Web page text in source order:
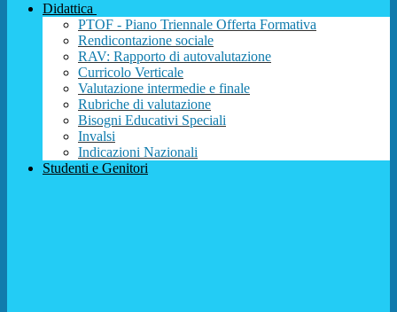
Didattica
PTOF - Piano Triennale Offerta Formativa
Rendicontazione sociale
RAV: Rapporto di autovalutazione
Curricolo Verticale
Valutazione intermedie e finale
Rubriche di valutazione
Bisogni Educativi Speciali
Invalsi
Indicazioni Nazionali
Studenti e Genitori